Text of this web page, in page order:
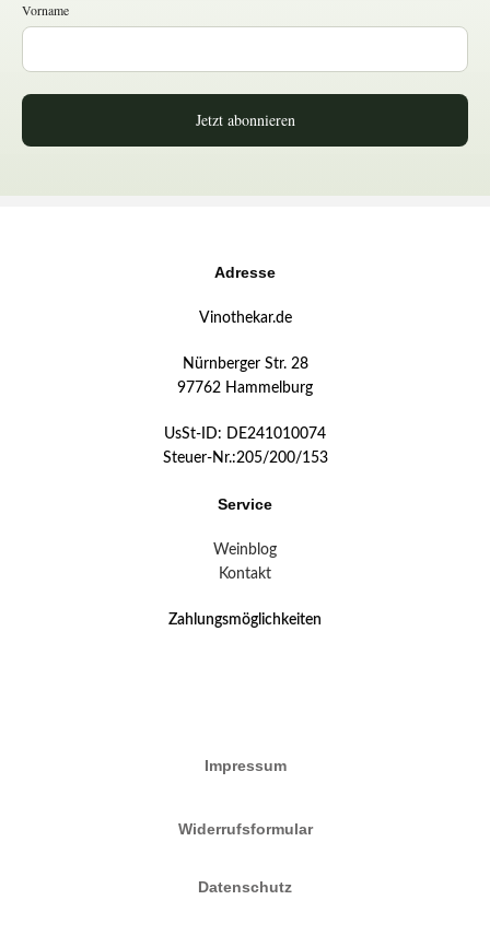
Vorname
Jetzt abonnieren
Adresse
Vinothekar.de
Nürnberger Str. 28
97762 Hammelburg
UsSt-ID: DE241010074
Steuer-Nr.:205/200/153
Service
Weinblog
Kontakt
Zahlungsmöglichkeiten
Impressum
Widerrufsformular
Datenschutz